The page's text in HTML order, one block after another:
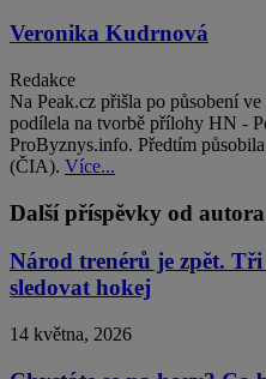
Veronika Kudrnová
Redakce
Na Peak.cz přišla po působení
podílela na tvorbě přílohy HN -
ProByznys.info. Předtím
(ČIA). Více...
Další příspěvky od
Národ trenérů je zpět.
sledovat hokej
14 května, 2026